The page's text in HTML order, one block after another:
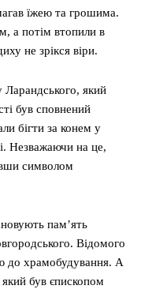
їжею та грошима.
а потім втопили в
не зрікся віри.
який
був сповнений
бігти за конем у
Незважаючи на це,
символом
пам’ять
Відомого
до храмобудування. А
був єпископом